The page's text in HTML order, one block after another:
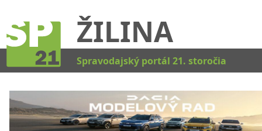
ŽILINA
Spravodajský portál 21. storočia